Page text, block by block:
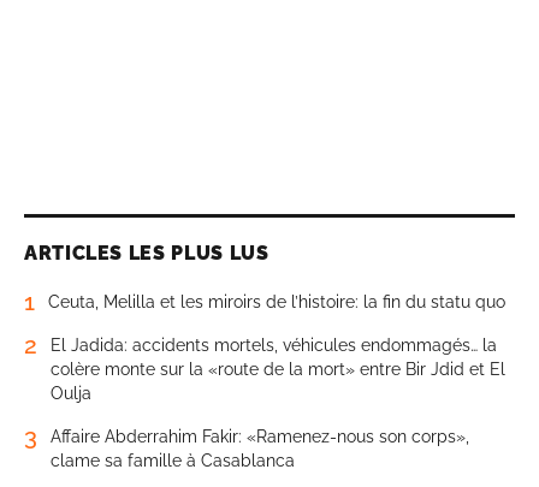
ARTICLES LES PLUS LUS
1 Ceuta, Melilla et les miroirs de l’histoire: la fin du statu quo
2
El Jadida: accidents mortels, véhicules endommagés… la
colère monte sur la «route de la mort» entre Bir Jdid et El
Oulja
3
Affaire Abderrahim Fakir: «Ramenez-nous son corps»,
clame sa famille à Casablanca